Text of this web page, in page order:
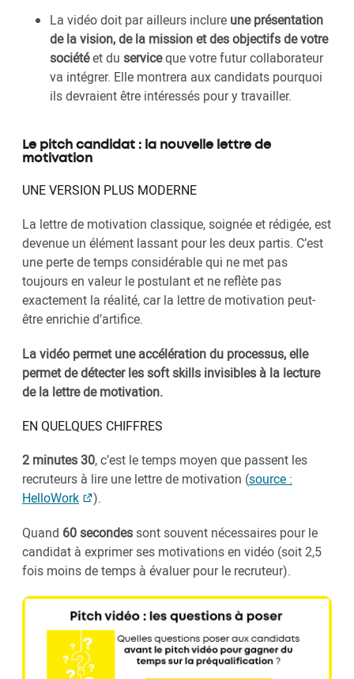
La vidéo doit par ailleurs inclure une présentation
de la vision, de la mission et des objectifs de votre
sociétéet du serviceque votre futur collaborateur
va intégrer. Elle montrera aux candidats pourquoi
ils devraient être intéressés pour y travailler.
Le pitch candidat : la nouvelle lettre de
motivation
UNE VERSION PLUS MODERNE
La lettre de motivation classique, soignée et rédigée, est
devenue un élément lassant pour les deux partis. C’est
une perte de temps considérable qui ne met pas
toujours en valeur le postulant et ne reflète pas
exactement la réalité, car la lettre de motivation peut-
être enrichie d’artifice.
La vidéo permet une accélération du processus, elle
permet de détecter les soft skills invisibles à la lecture
de la lettre de motivation.
EN QUELQUES CHIFFRES
2 minutes 30, c’est le temps moyen que passent les
recruteurs à lire une lettre de motivation (source :
HelloWork
).
Quand 60 secondessont souvent nécessaires pour le
candidat à exprimer ses motivations en vidéo (soit 2,5
fois moins de temps à évaluer pour le recruteur).